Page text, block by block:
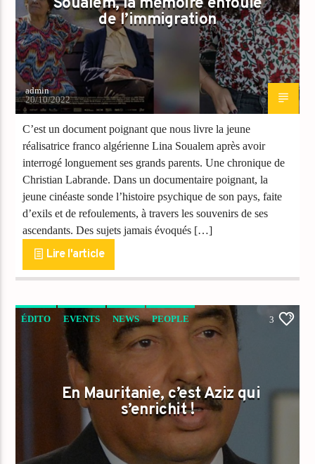
de l’immigration
admin
20/10/2022
C’est un document poignant que nous livre la jeune
réalisatrice franco algérienne Lina Soualem après avoir
interrogé longuement ses grands parents. Une chronique de
Christian Labrande. Dans un documentaire poignant, la
jeune cinéaste sonde l’histoire psychique de son pays, faite
d’exils et de refoulements, à travers les souvenirs de ses
ascendants. Des sujets jamais évoqués […]
Lire l'article
ÉDITO EVENTS NEWS PEOPLE 3
En Mauritanie, c’est Aziz qui
s’enrichit !